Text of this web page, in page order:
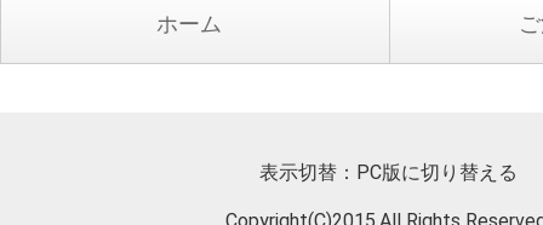
ホーム
表示切替： PC版に切り替える